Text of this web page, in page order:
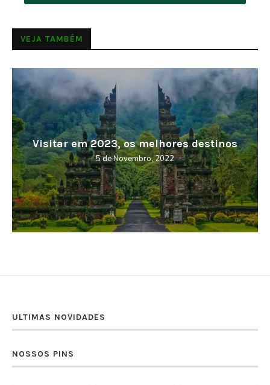
VEJA TAMBÉM
Visitar em 2023, os melhores destinos
5 de Novembro, 2022
ULTIMAS NOVIDADES
NOSSOS PINS